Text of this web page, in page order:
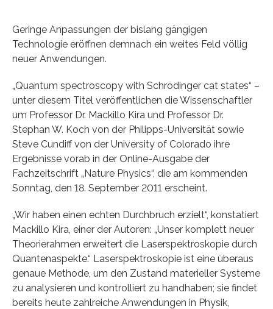
Geringe Anpassungen der bislang gängigen
Technologie eröffnen demnach ein weites Feld völlig
neuer Anwendungen.
„Quantum spectroscopy with Schrödinger cat states“ –
unter diesem Titel veröffentlichen die Wissenschaftler
um Professor Dr. Mackillo Kira und Professor Dr.
Stephan W. Koch von der Philipps-Universität sowie
Steve Cundiff von der University of Colorado ihre
Ergebnisse vorab in der Online-Ausgabe der
Fachzeitschrift „Nature Physics“, die am kommenden
Sonntag, den 18. September 2011 erscheint.
„Wir haben einen echten Durchbruch erzielt“, konstatiert
Mackillo Kira, einer der Autoren: „Unser komplett neuer
Theorierahmen erweitert die Laserspektroskopie durch
Quantenaspekte.“ Laserspektroskopie ist eine überaus
genaue Methode, um den Zustand materieller Systeme
zu analysieren und kontrolliert zu handhaben; sie findet
bereits heute zahlreiche Anwendungen in Physik,